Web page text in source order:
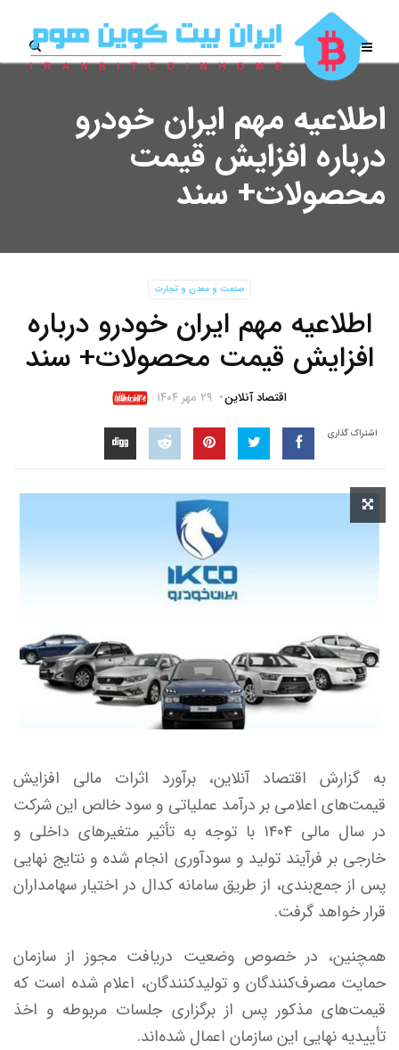
اطلاعیه مهم ایران خودرو
درباره افزایش قیمت
محصولات+ سند
صنعت و معدن و تجارت
اطلاعیه مهم ایران خودرو درباره
افزایش قیمت محصولات+ سند
اقتصاد آنلاین ۲۹ مهر ۱۴۰۴
اشتراک گذاری
به گزارش اقتصاد آنلاین، برآورد اثرات مالی افزایش
قیمت‌های اعلامی بر درآمد عملیاتی و سود خالص این شرکت
در سال مالی ۱۴۰۴ با توجه به تأثیر متغیر‌های داخلی و
خارجی بر فرآیند تولید و سودآوری انجام شده و نتایج نهایی
پس از جمع‌بندی، از طریق سامانه کدال در اختیار سهامداران
قرار خواهد گرفت.
همچنین، در خصوص وضعیت دریافت مجوز از سازمان
حمایت مصرف‌کنندگان و تولیدکنندگان، اعلام شده است که
قیمت‌های مذکور پس از برگزاری جلسات مربوطه و اخذ
تأییدیه نهایی این سازمان اعمال شده‌اند.